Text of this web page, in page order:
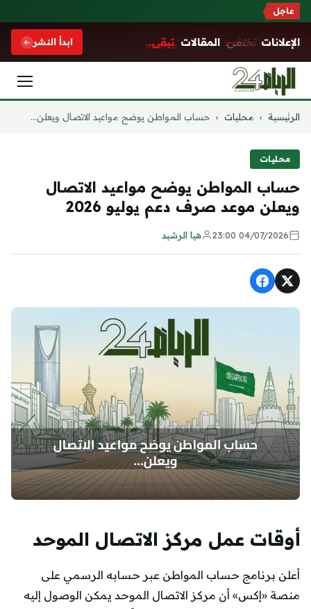
عاجل
الإعلانات تختفي. المقالات تبقى. ابدأ النشر
التجاوز
الرئيسية › محليات › حساب المواطن يوضح مواعيد الاتصال ويعلن...
محليات
حساب المواطن يوضح مواعيد الاتصال
ويعلن موعد صرف دعم يوليو 2026
04/07/2026 23:00 هيا الرشيد
أوقات عمل مركز الاتصال الموحد
أعلن برنامج حساب المواطن عبر حسابه الرسمي على
منصة «إكس» أن مركز الاتصال الموحد يمكن الوصول إليه